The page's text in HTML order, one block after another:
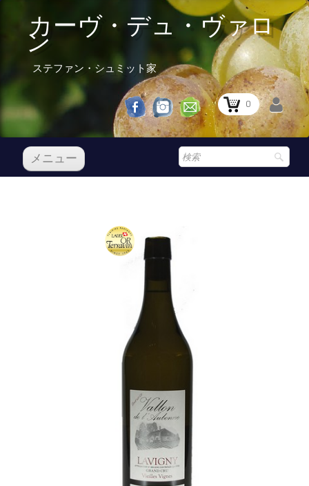
カーヴ・デュ・ヴァロ
ン
ステファン・シュミット家
0
メニュー
Boutique▼
Dégustation